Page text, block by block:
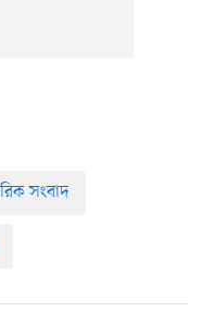
সংবাদ